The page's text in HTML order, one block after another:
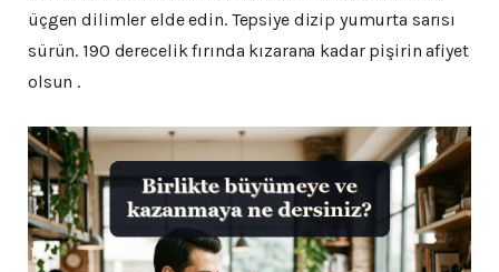
üçgen dilimler elde edin. Tepsiye dizip yumurta sarısı
sürün. 190 derecelik fırında kızarana kadar pişirin afiyet
olsun .